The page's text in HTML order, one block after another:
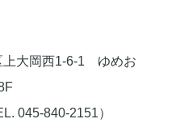
大岡西1-6-1 ゆめお
045-840-2151）